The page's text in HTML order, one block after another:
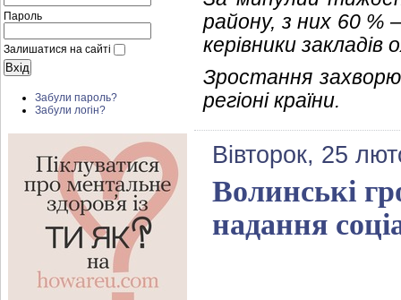
Пароль
Залишатися на сайті
Забули пароль?
Забули логін?
району, з них 60 %
керівники закладів
Зростання
регіоні країни.
Вівторок, 25
Волинські
надання